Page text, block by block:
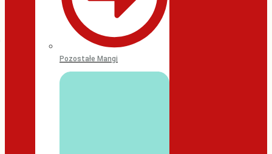
Pozostałe Mangi